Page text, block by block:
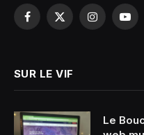
Facebook
X
Instagram
SUR LE VIF
Le